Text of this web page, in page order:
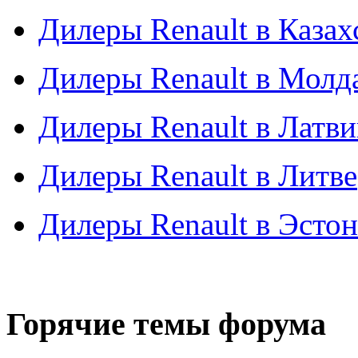
Дилеры Renault в
Дилеры Renault в
Дилеры Renault в
Дилеры Renault в Литве
Дилеры Renault в
Горячие темы форума